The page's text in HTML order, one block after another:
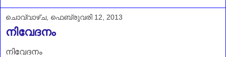
ചൊവ്വാഴ്ച, ഫെബ്രുവരി 12, 2013
നിവേദനം
നിവേദനം